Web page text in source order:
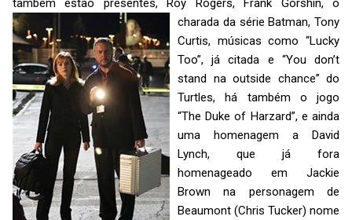
também estão presentes, Roy Rogers, Frank Gorshin, o
charada da série Batman, Tony
Curtis, músicas como “Lucky
Too”, já citada e “You don’t
stand na outside chance” do
Turtles, há também o jogo
“The Duke of Harzard”, e ainda
uma homenagem a David
Lynch, que já fora
homenageado em Jackie
Brown na personagem de
Beaumont (Chris Tucker) nome